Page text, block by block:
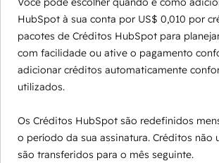
HubSpot à sua conta por US$ 0,010 por
pacotes de Créditos HubSpot para
com facilidade ou ative o pagamento
adicionar créditos automaticamente
utilizados.
Os Créditos HubSpot são redefinidos
o período da sua assinatura. Créditos não
são transferidos para o mês seguinte.